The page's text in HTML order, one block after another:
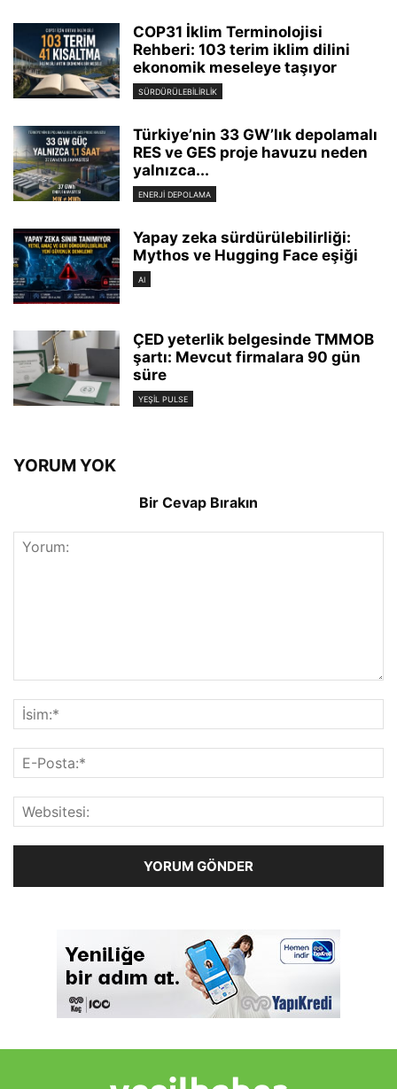
COP31 İklim Terminolojisi
Rehberi: 103 terim iklim dilini
ekonomik meseleye taşıyor
SÜRDÜRÜLEBILIRLIK
Türkiye’nin 33 GW’lık depolamalı
RES ve GES proje havuzu neden
yalnızca...
ENERJI DEPOLAMA
Yapay zeka sürdürülebilirliği:
Mythos ve Hugging Face eşiği
AI
ÇED yeterlik belgesinde TMMOB
şartı: Mevcut firmalara 90 gün
süre
YEŞIL PULSE
YORUM YOK
Bir Cevap Bırakın